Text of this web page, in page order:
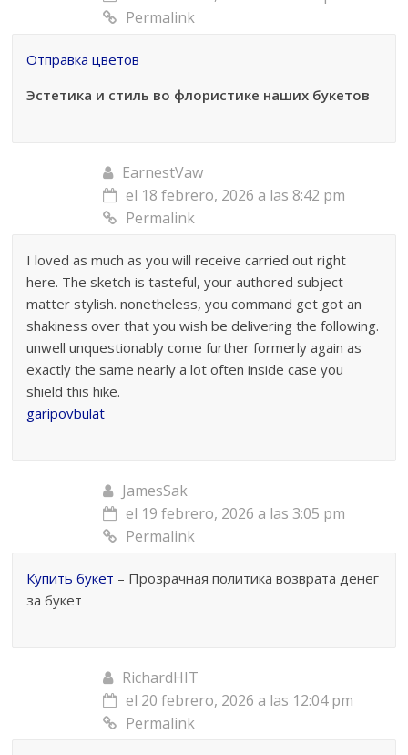
Permalink
Отправка цветов
Эстетика и стиль во флористике наших букетов
EarnestVaw
el 18 febrero, 2026 a las 8:42 pm
Permalink
I loved as much as you will receive carried out right
here. The sketch is tasteful, your authored subject
matter stylish. nonetheless, you command get got an
shakiness over that you wish be delivering the following.
unwell unquestionably come further formerly again as
exactly the same nearly a lot often inside case you
shield this hike.
garipovbulat
JamesSak
el 19 febrero, 2026 a las 3:05 pm
Permalink
Купить букет – Прозрачная политика возврата денег
за букет
RichardHIT
el 20 febrero, 2026 a las 12:04 pm
Permalink